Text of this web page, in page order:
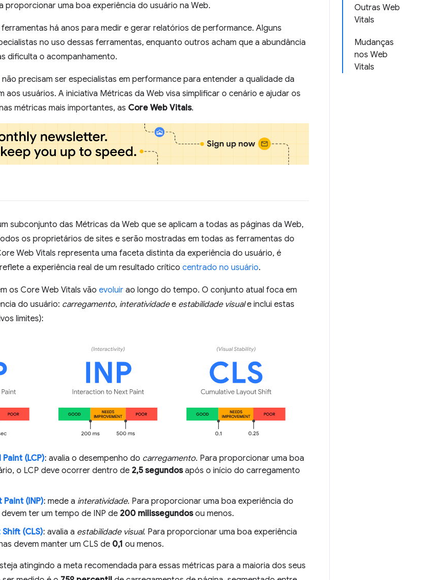
Outras Web
Vitals
Mudanças
nos Web
Vitals
proporcionar uma boa experiência do usuário na Web.
há anos para medir e gerar relatórios de performance. Alguns
no uso dessas ferramentas, enquanto outros acham que a abundância
dificulta o acompanhamento.
precisam ser especialistas em performance para entender a qualidade da
aos usuários. A iniciativa Métricas da Web visa simplificar o cenário e ajudar os
métricas mais importantes, as Core Web Vitals.
subconjunto das Métricas da Web que se aplicam a todas as páginas da Web,
os proprietários de sites e serão mostradas em todas as ferramentas do
Web Vitals representa uma faceta distinta da experiência do usuário, é
a experiência real de um resultado crítico centrado no usuário.
os Core Web Vitals vão evoluir ao longo do tempo. O conjunto atual foca em
do usuário: carregamento, interatividadee estabilidade visuale inclui estas
limites):
(LCP): avalia o desempenho do carregamento. Para proporcionar uma boa
o LCP deve ocorrer dentro de 2,5 segundosapós o início do carregamento
(INP): mede a interatividade. Para proporcionar uma boa experiência do
ter um tempo de INP de 200 milissegundosou menos.
(CLS): avalia a estabilidade visual. Para proporcionar uma boa experiência
devem manter um CLS de 0,1 ou menos.
atingindo a meta recomendada para essas métricas para a maioria dos seus